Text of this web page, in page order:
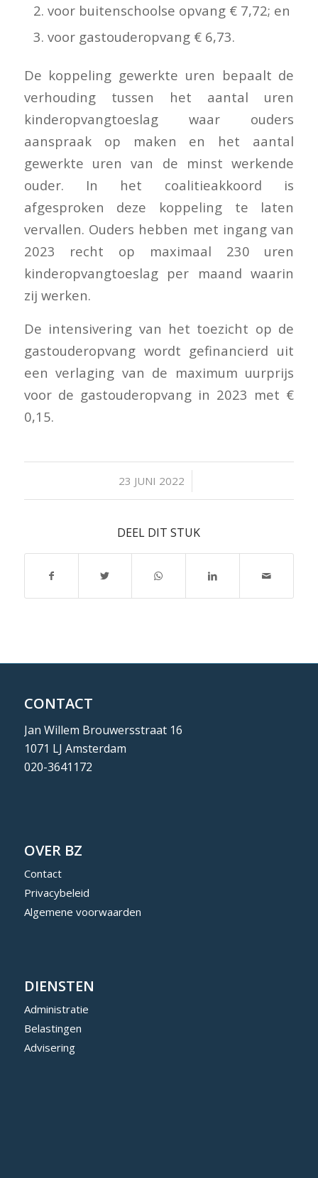
voor buitenschoolse opvang € 7,72; en
voor gastouderopvang € 6,73.
De koppeling gewerkte uren bepaalt de
verhouding tussen het aantal uren
kinderopvangtoeslag waar ouders
aanspraak op maken en het aantal
gewerkte uren van de minst werkende
ouder. In het coalitieakkoord is
afgesproken deze koppeling te laten
vervallen. Ouders hebben met ingang van
2023 recht op maximaal 230 uren
kinderopvangtoeslag per maand waarin
zij werken.
De intensivering van het toezicht op de
gastouderopvang wordt gefinancierd uit
een verlaging van de maximum uurprijs
voor de gastouderopvang in 2023 met €
0,15.
23 JUNI 2022
/
DEEL DIT STUK
CONTACT
Jan Willem Brouwersstraat 16
1071 LJ Amsterdam
020-3641172
OVER BZ
Contact
Privacybeleid
Algemene voorwaarden
DIENSTEN
Administratie
Belastingen
Advisering